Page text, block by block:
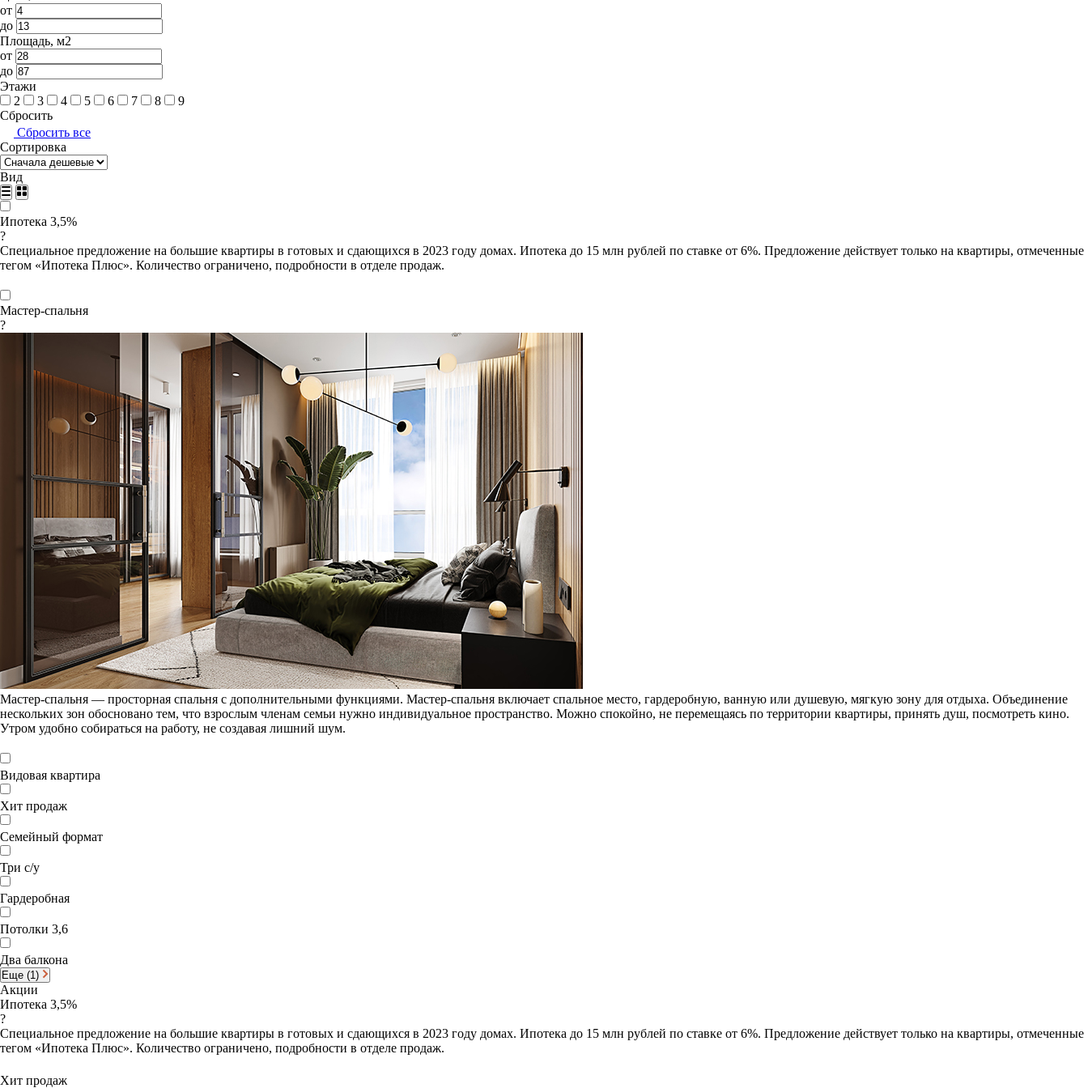
от
до
Площадь, м2
от
до
Этажи
2
3 4 5 6 7 8
9
Сбросить
Сбросить все
Сортировка
Вид
Ипотека 3,5%
?
Специальное предложение на большие квартиры в готовых и сдающихся в 2023 году домах. Ипотека до 15 млн рублей по ставке от 6%. Предложение действует только на квартиры, отмеченные
тегом «Ипотека Плюс». Количество ограничено, подробности в отделе продаж.
Мастер-спальня
?
Мастер-спальня — просторная спальня с дополнительными функциями. Мастер-спальня включает спальное место, гардеробную, ванную или душевую, мягкую зону для отдыха. Объединение
нескольких зон обосновано тем, что взрослым членам семьи нужно индивидуальное пространство. Можно спокойно, не перемещаясь по территории квартиры, принять душ, посмотреть кино.
Утром удобно собираться на работу, не создавая лишний шум.
Видовая квартира
Хит продаж
Семейный формат
Три с/у
Гардеробная
Потолки 3,6
Два балкона
Еще (1)
Акции
Ипотека 3,5%
?
Специальное предложение на большие квартиры в готовых и сдающихся в 2023 году домах. Ипотека до 15 млн рублей по ставке от 6%. Предложение действует только на квартиры, отмеченные
тегом «Ипотека Плюс». Количество ограничено, подробности в отделе продаж.
Хит продаж